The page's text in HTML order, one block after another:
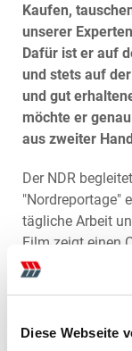
Diese Webseite
Kaufen,
unserer
Dafür ist er auf
und stets auf
und gut
möchte er
aus zweiter
Der NDR
"Nordreportage"
tägliche Arbeit
Film zeigt einen